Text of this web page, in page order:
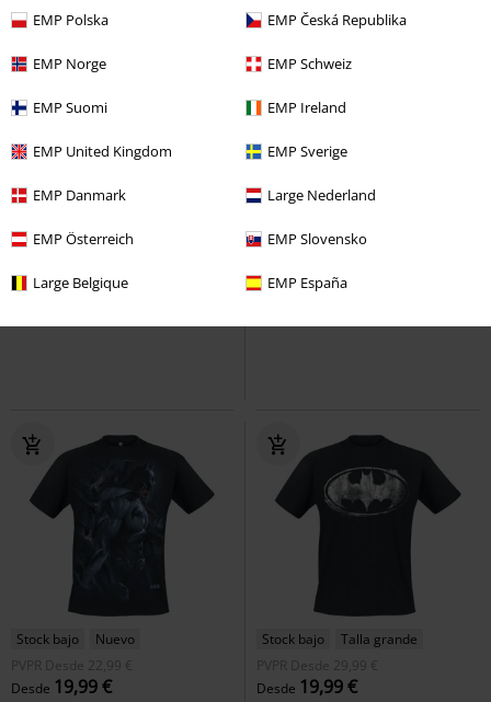
EMP Polska EMP Česká Republika
EMP Norge EMP Schweiz
EMP Suomi EMP Ireland
EMP United Kingdom EMP Sverige
EMP Danmark Large Nederland
EMP Österreich EMP Slovensko
Large Belgique EMP España
PVPR 24,99 €
16,99 €
Clark Kent
Superman
Desde
Captain Logo
Stock bajo
Nuevo
PVPR
Desde 22,99 €
Desde 19,99 €
Stock bajo
Talla grande
PVPR
Desde 29,99 €
Desde 19,99 €